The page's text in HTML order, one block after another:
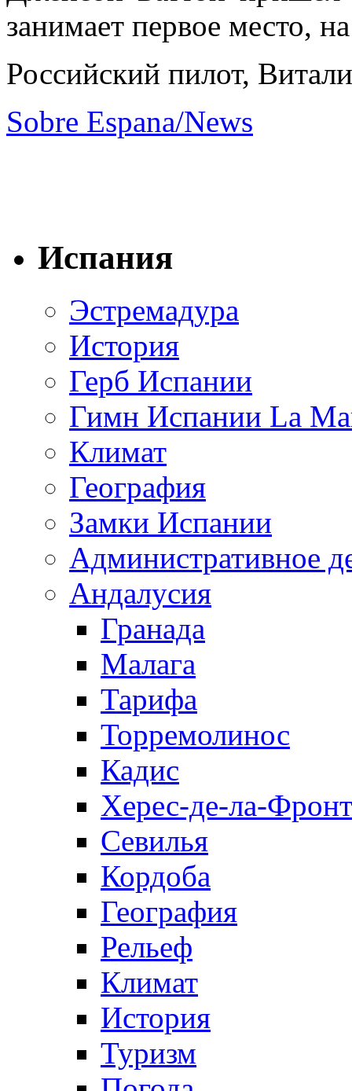
занимает первое место,
Российский пилот,
Sobre Espana/News
Испания
Эстремадура
История
Герб Испании
Гимн Испании La
Климат
География
Замки Испании
Административное
Андалусия
Гранада
Малага
Тарифа
Торремолинос
Кадис
Херес-де-ла-
Севилья
Кордоба
География
Рельеф
Климат
История
Туризм